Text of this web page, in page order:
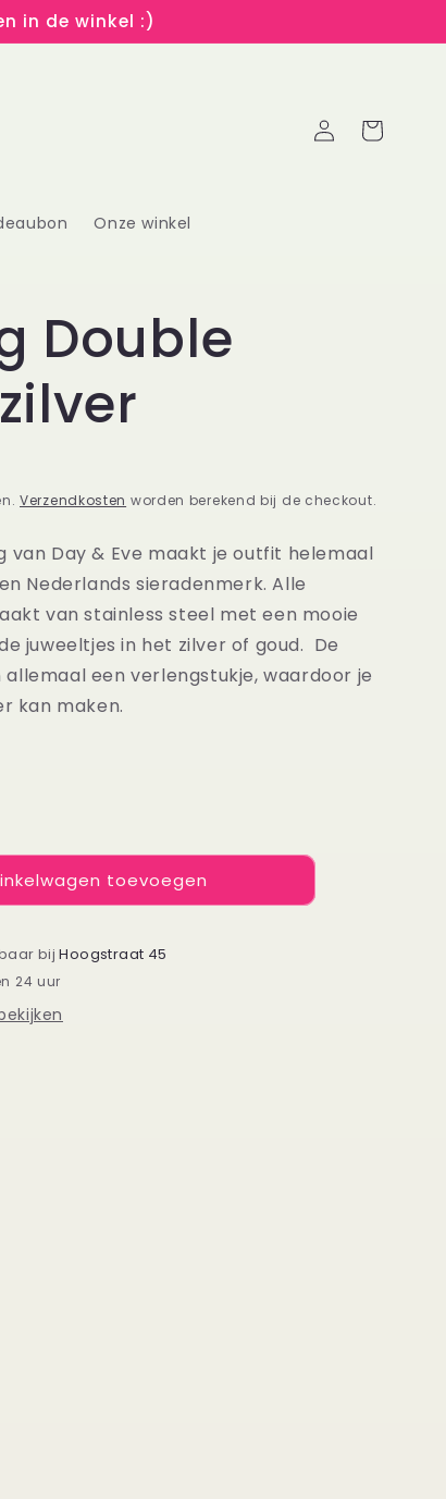
in de winkel :)
Onze winkel
Inloggen
Winkelwagen
Double
Verzendkosten worden berekend bij de checkout.
van Day & Eve maakt je outfit helemaal
Nederlands sieradenmerk. Alle
van stainless steel met een mooie
juweeltjes in het zilver of goud. De
een verlengstukje, waardoor je
kan maken.
toevoegen
bijHoogstraat 45
24 uur